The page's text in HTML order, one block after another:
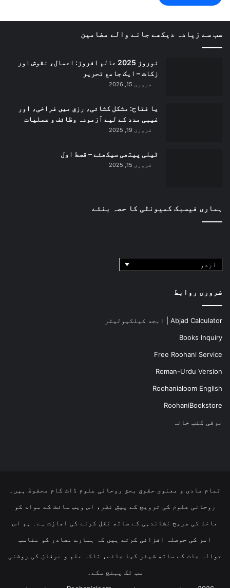
سب سے زیادہ دیکھے جانے والے مضامین
نوروز 2025 عالم افروز: اعمال، نقوش اور
زکات – ایک جامع تحریر
فروری 15, 2026
یا فتاح: مشکل کشائی، رزق میں فراخی، اور
غیبی مدد کے لیے آزمودہ وظائف و عملیات
فروری 19, 2025
ٹیلی پیتھی سیکھئے – قسط اول
فروری 15, 2025
ہماری فیسبک کمیونٹی کا حصہ بنئے
اردو
ضروری روابط
Abjad Calculator | ابجد کیلکیولیٹر
Books Inquiry
Free Roohani Service
Roman-Urdu Version
Roohanialoom English
RoohaniBookstore
برقی کتب خانہ
تمام مادی و معنوی حقوق بحق روحانی علوم ڈاٹ کام محفوظ ہیں۔
روحانی علوم کی ترویج کے پیشِ نظر، اس ویب سائٹ کے مواد کو
ماخذ کی صریح نشاندہی کے ساتھ نقل کرنے کی اجازت ہے۔ ہم اس
امر کی حوصلہ افزائی کرتے ہیں کہ ہمارے مصادر کو مناسب
حوالہ جات کے ساتھ شیئر کیا جائے، تاکہ علم و عرفان کی روشنی
سب تک پہنچ سکے۔